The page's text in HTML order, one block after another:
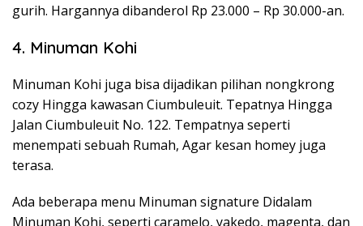
gurih. Hargannya dibanderol Rp 23.000 – Rp 30.000-an.
4. Minuman Kohi
Minuman Kohi juga bisa dijadikan pilihan nongkrong
cozy Hingga kawasan Ciumbuleuit. Tepatnya Hingga
Jalan Ciumbuleuit No. 122. Tempatnya seperti
menempati sebuah Rumah, Agar kesan homey juga
terasa.
Ada beberapa menu Minuman signature Didalam
Minuman Kohi, seperti caramelo, yakedo, magenta, dan